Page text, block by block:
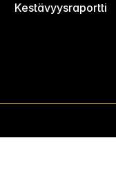
Kestävyysraportti